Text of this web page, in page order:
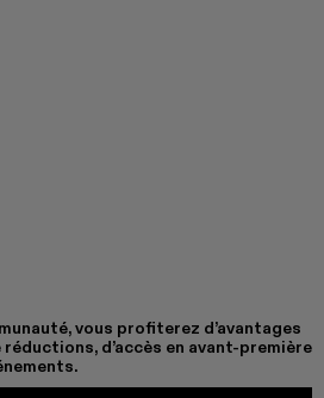
vous profiterez d’avantages
d’accès en avant-première